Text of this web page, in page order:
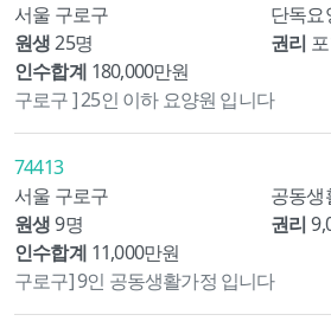
서울 구로구
단독요
원생 25명 권리
인수합계 180,000만원
구로구 ] 25인 이하 요양원 입니다
74413
서울 구로구
공동생
원생 9명 권리
인수합계 11,000만원
구로구] 9인 공동생활가정 입니다